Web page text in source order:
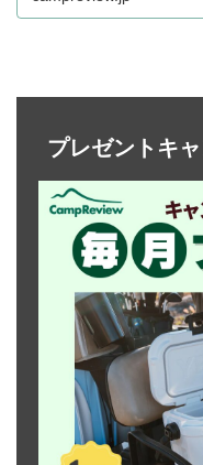
プレゼントキ